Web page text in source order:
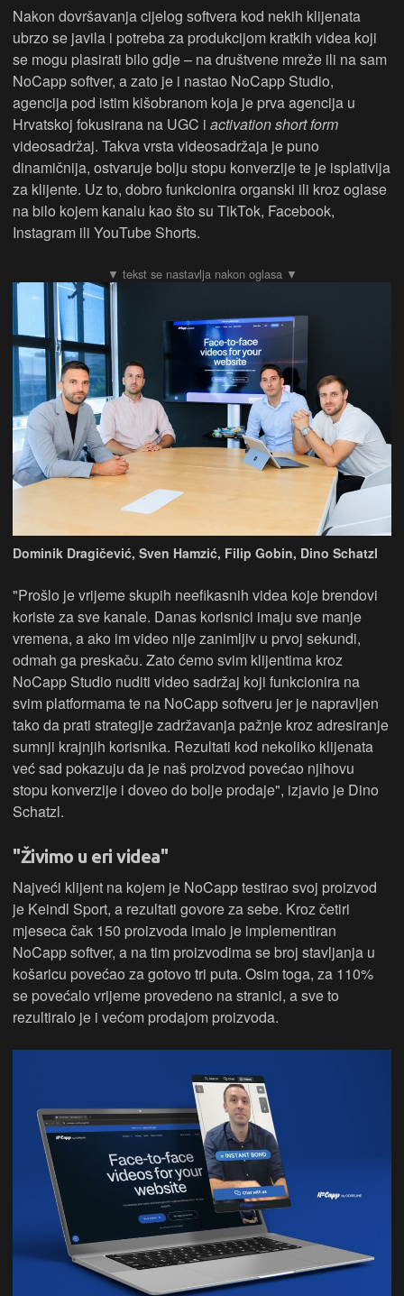
Nakon dovršavanja cijelog softvera kod nekih klijenata
ubrzo se javila i potreba za produkcijom kratkih videa koji
se mogu plasirati bilo gdje – na društvene mreže ili na sam
NoCapp softver, a zato je i nastao NoCapp Studio,
agencija pod istim kišobranom koja je prva agencija u
Hrvatskoj fokusirana na UGC i activation short form
videosadržaj. Takva vrsta videosadržaja je puno
dinamičnija, ostvaruje bolju stopu konverzije te je isplativija
za klijente. Uz to, dobro funkcionira organski ili kroz oglase
na bilo kojem kanalu kao što su TikTok, Facebook,
Instagram ili YouTube Shorts.
Dominik Dragičević, Sven Hamzić, Filip Gobin, Dino Schatzl
"Prošlo je vrijeme skupih neefikasnih videa koje brendovi
koriste za sve kanale. Danas korisnici imaju sve manje
vremena, a ako im video nije zanimljiv u prvoj sekundi,
odmah ga preskaču. Zato ćemo svim klijentima kroz
NoCapp Studio nuditi video sadržaj koji funkcionira na
svim platformama te na NoCapp softveru jer je napravljen
tako da prati strategije zadržavanja pažnje kroz adresiranje
sumnji krajnjih korisnika. Rezultati kod nekoliko klijenata
već sad pokazuju da je naš proizvod povećao njihovu
stopu konverzije i doveo do bolje prodaje", izjavio je Dino
Schatzl.
"Živimo u eri videa"
Najveći klijent na kojem je NoCapp testirao svoj proizvod
je Keindl Sport, a rezultati govore za sebe. Kroz četiri
mjeseca čak 150 proizvoda imalo je implementiran
NoCapp softver, a na tim proizvodima se broj stavljanja u
košaricu povećao za gotovo tri puta. Osim toga, za 110%
se povećalo vrijeme provedeno na stranici, a sve to
rezultiralo je i većom prodajom proizvoda.